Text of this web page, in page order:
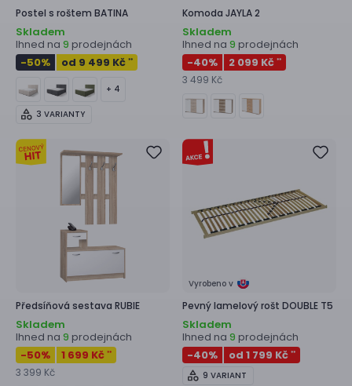
Postel s roštem BATINA
Skladem
Ihned na 9 prodejnách
-50% od 9 499 Kč **
+ 4
3 VARIANTY
Komoda JAYLA 2
Skladem
Ihned na 9 prodejnách
-40% 2 099 Kč **
3 499 Kč
Předsíňová sestava RUBIE
Skladem
Ihned na 9 prodejnách
-50% 1 699 Kč **
3 399 Kč
Vyrobeno v
Pevný lamelový rošt DOUBLE T5
Skladem
Ihned na 9 prodejnách
-40% od 1 799 Kč **
9 VARIANT